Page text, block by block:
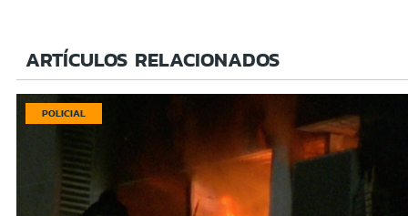
ARTÍCULOS RELACIONADOS
POLICIAL